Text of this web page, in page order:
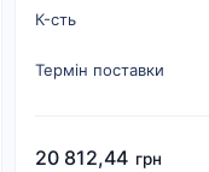
К-cть
Термін поставки
20 812,44 грн